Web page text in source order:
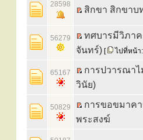
28598
สิกขา สิกขาบ
56279
ทศบารมีวิภา
จันทร์) [ ไปที่หน้า:
65167
การปวารณา
วินัย)
50829
การขอขมาคา
พระสงฆ์